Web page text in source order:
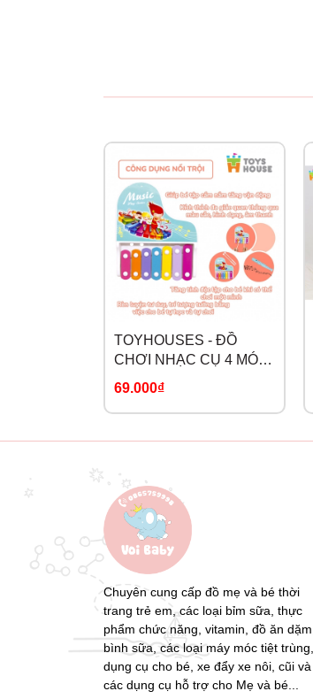
TOYHOUSES - ĐỒ
CHƠI NHẠC CỤ 4 MÓN
682-9
69.000₫
Chuyên cung cấp đồ mẹ và bé thời
trang trẻ em, các loại bỉm sữa, thực
phẩm chức năng, vitamin, đồ ăn dặm,
bình sữa, các loại máy móc tiệt trùng,
dụng cụ cho bé, xe đẩy xe nôi, cũi và
các dụng cụ hỗ trợ cho Mẹ và bé...